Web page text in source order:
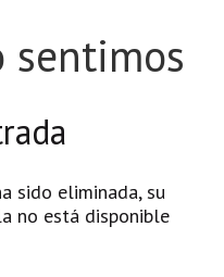
sentimos
sido eliminada, su
no está disponible